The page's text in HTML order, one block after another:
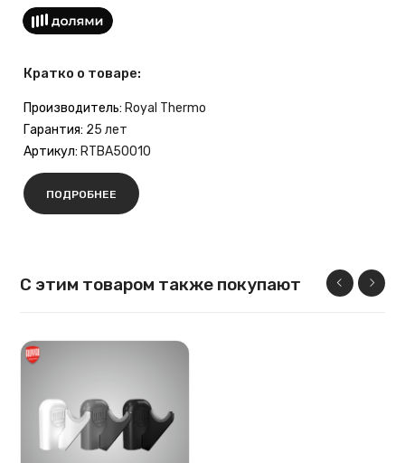
Кратко о товаре:
Производитель: Royal Thermo
Гарантия: 25 лет
Артикул: RTBA50010
ПОДРОБНЕЕ
С этим товаром также покупают